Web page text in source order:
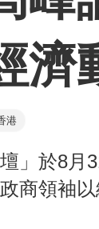
濟
港
」於8月
商領袖